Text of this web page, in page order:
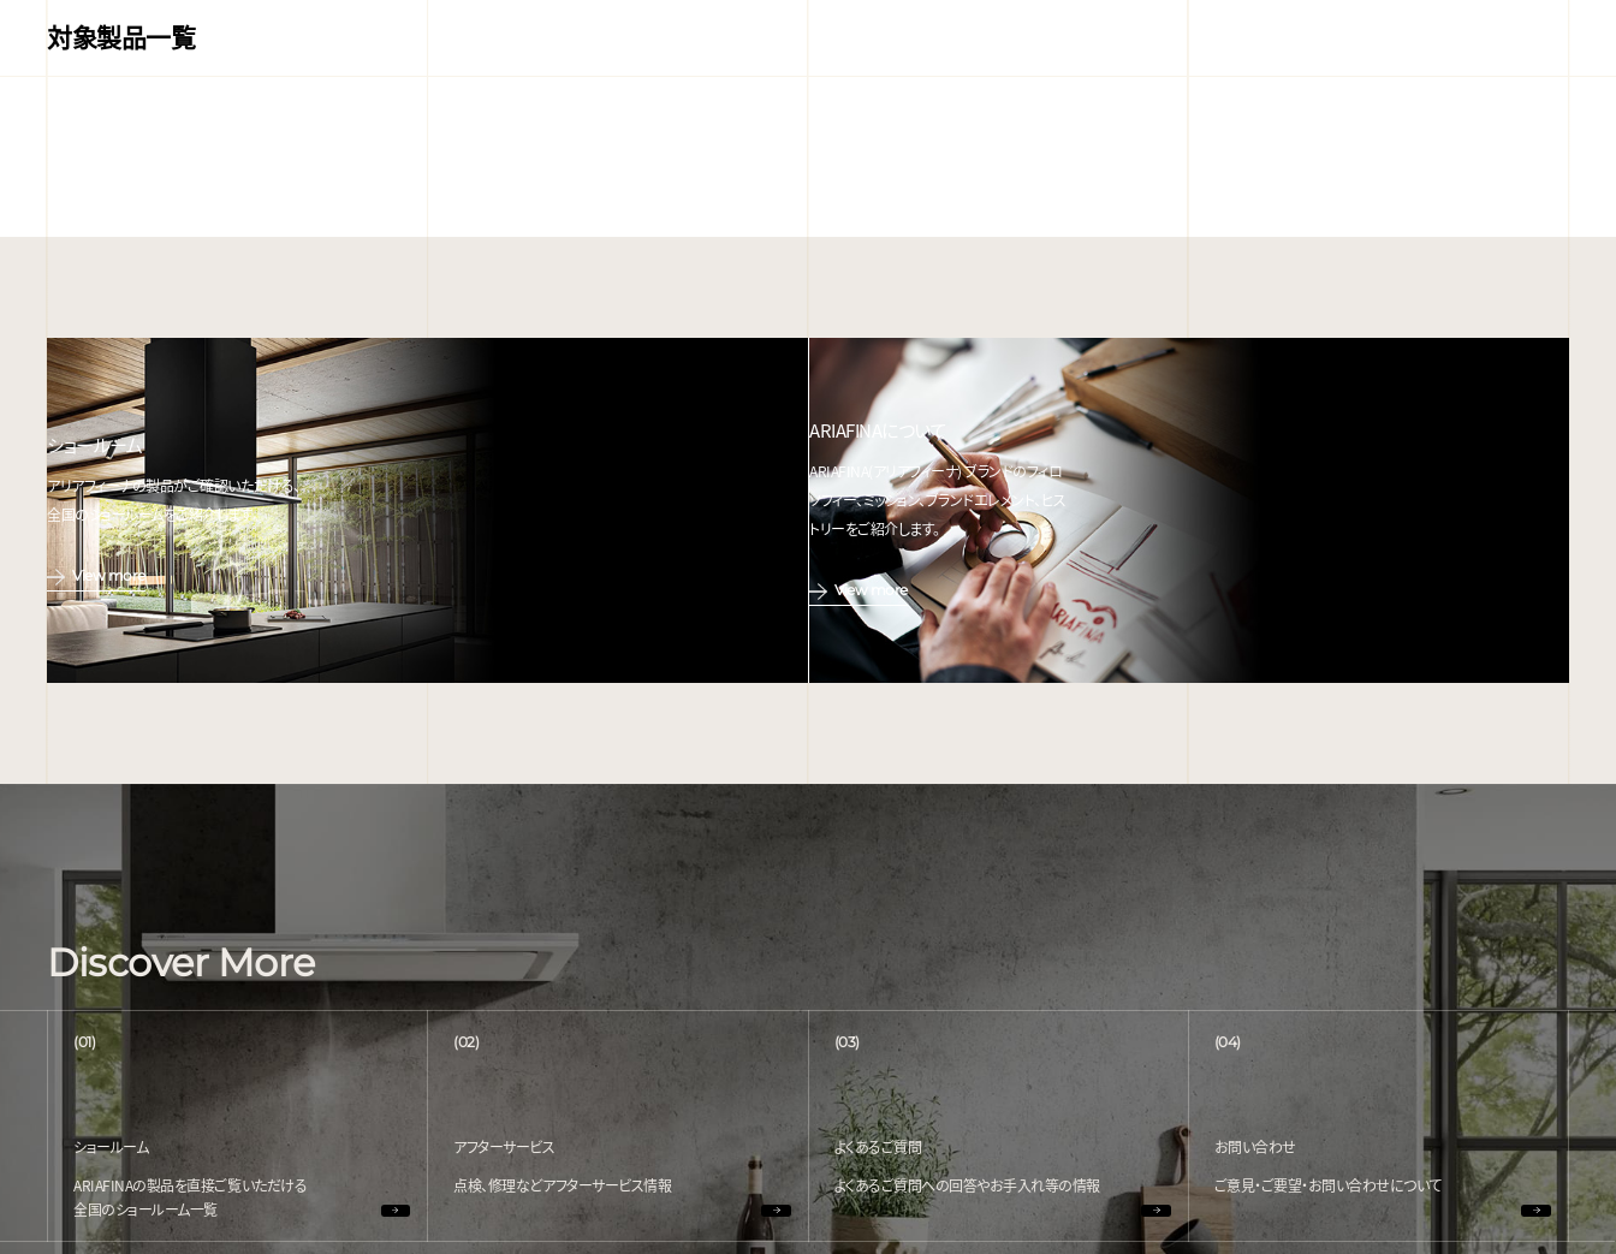
対象製品一覧
ショールーム
アリアフィーナの製品がご確認いただける、
全国のショールームをご紹介します。
View more
ARIAFINAについて
ARIAFINA(アリアフィーナ) ブランドのフィロ
ソフィー、ミッション、ブランドエレメント、ヒス
トリーをご紹介します。
View more
Discover More
(01)
ショールーム
ARIAFINAの製品を直接ご覧いただける
全国のショールーム一覧
(02)
アフターサービス
点検、修理などアフターサービス情報
(03)
よくあるご質問
よくあるご質問への回答やお手入れ等の情報
(04)
お問い合わせ
ご意見・ご要望・お問い合わせについて